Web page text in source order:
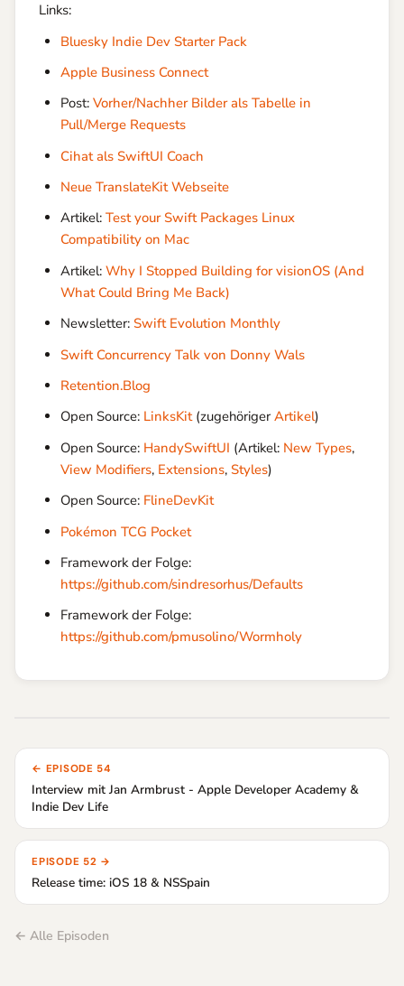
Links:
Bluesky Indie Dev Starter Pack
Apple Business Connect
Post: Vorher/Nachher Bilder als Tabelle in
Pull/Merge Requests
Cihat als SwiftUI Coach
Neue TranslateKit Webseite
Artikel: Test your Swift Packages Linux
Compatibility on Mac
Artikel: Why I Stopped Building for visionOS (And
What Could Bring Me Back)
Newsletter: Swift Evolution Monthly
Swift Concurrency Talk von Donny Wals
Retention.Blog
Open Source: LinksKit(zugehörigerArtikel)
Open Source: HandySwiftUI (Artikel: New Types,
View Modifiers, Extensions, Styles)
Open Source: FlineDevKit
Pokémon TCG Pocket
Framework der Folge:
https://github.com/sindresorhus/Defaults
Framework der Folge:
https://github.com/pmusolino/Wormholy
← EPISODE 54
Interview mit Jan Armbrust - Apple Developer Academy &
Indie Dev Life
EPISODE 52 →
Release time: iOS 18 & NSSpain
← Alle Episoden